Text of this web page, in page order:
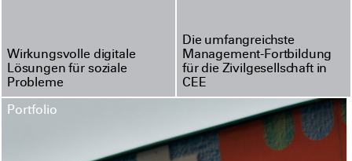
Wirkungsvolle digitale
Lösungen für soziale
Probleme
Die umfangreichste
Management-Fortbildung
für die Zivilgesellschaft in
CEE
Portfolio